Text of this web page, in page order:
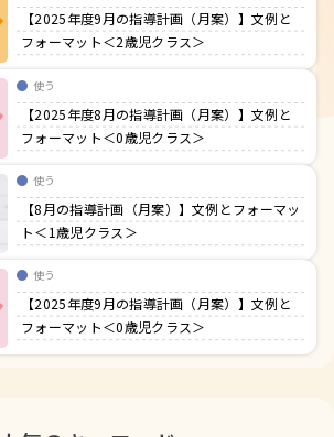
【2025年度9月の指導計画（月案）】文例と
フォーマット＜2歳児クラス＞
使う
【2025年度8月の指導計画（月案）】文例と
フォーマット＜0歳児クラス＞
使う
【8月の指導計画（月案）】文例とフォーマッ
ト＜1歳児クラス＞
使う
【2025年度9月の指導計画（月案）】文例と
フォーマット＜0歳児クラス＞